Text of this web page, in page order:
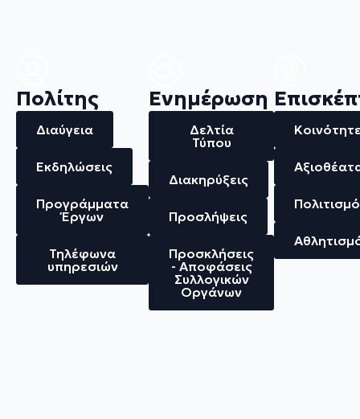
Πολίτης
Διαύγεια
Εκδηλώσεις
Προγράμματα
Έργων
Τηλέφωνα
υπηρεσιών
Ενημέρωση
Δελτία
Τύπου
Διακηρύξεις
Προσλήψεις
Προσκλήσεις
- Αποφάσεις
Συλλογικών
Οργάνων